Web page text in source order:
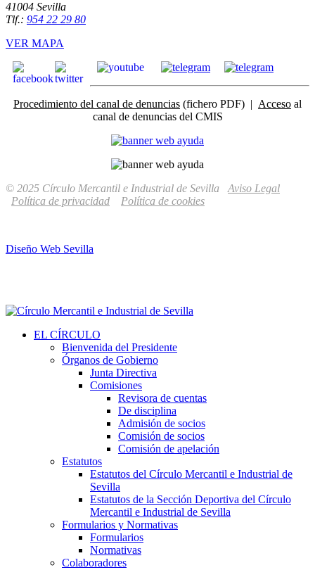
41004 Sevilla
Tlf.: 954 22 29 80
VER MAPA
Procedimiento del canal de denuncias (fichero PDF) | Acceso al
canal de denuncias del CMIS
© 2025 Círculo Mercantil e Industrial de Sevilla Aviso Legal
Política de privacidad
Política de cookies
Diseño Web Sevilla
EL CÍRCULO
Bienvenida del Presidente
Órganos de Gobierno
Junta Directiva
Comisiones
Revisora de cuentas
De disciplina
Admisión de socios
Comisión de socios
Comisión de apelación
Estatutos
Estatutos del Círculo Mercantil e Industrial de
Sevilla
Estatutos de la Sección Deportiva del Círculo
Mercantil e Industrial de Sevilla
Formularios y Normativas
Formularios
Normativas
Colaboradores